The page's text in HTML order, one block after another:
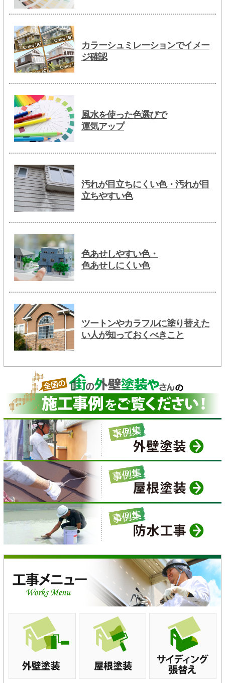
カラーシュミレーションでイメー
ジ確認
風水を使った色選びで
運気アップ
汚れが目立ちにくい色・汚れが目
立ちやすい色
色あせしやすい色・
色あせしにくい色
ツートンやカラフルに塗り替えた
い人が知っておくべきこと